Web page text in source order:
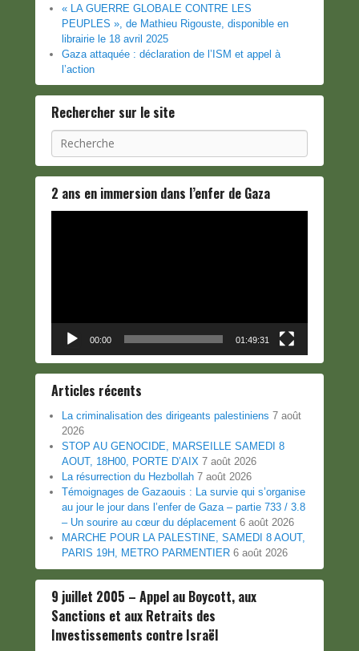
« LA GUERRE GLOBALE CONTRE LES
PEUPLES », de Mathieu Rigouste, disponible en
librairie le 18 avril 2025
Gaza attaquée : déclaration de l’ISM et appel à
l’action
Rechercher sur le site
Recherche
2 ans en immersion dans l’enfer de Gaza
00:00 01:49:31
Articles récents
La criminalisation des dirigeants palestiniens 7 août
2026
STOP AU GENOCIDE, MARSEILLE SAMEDI 8
AOUT, 18H00, PORTE D’AIX 7 août 2026
La résurrection du Hezbollah 7 août 2026
Témoignages de Gazaouis : La survie qui s’organise
au jour le jour dans l’enfer de Gaza – partie 733 / 3.8
– Un sourire au cœur du déplacement 6 août 2026
MARCHE POUR LA PALESTINE, SAMEDI 8 AOUT,
PARIS 19H, METRO PARMENTIER 6 août 2026
9 juillet 2005 – Appel au Boycott, aux
Sanctions et aux Retraits des
Investissements contre Israël